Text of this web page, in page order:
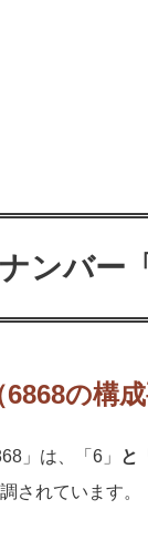
ンバー
の構
」は、「6」 と
されています。